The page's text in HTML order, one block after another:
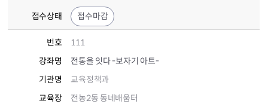
접수상태 접수마감
번호
111
강좌명
전통을 잇다 -보자기 아트-
기관명
교육정책과
교육장
전농2동 동네배움터